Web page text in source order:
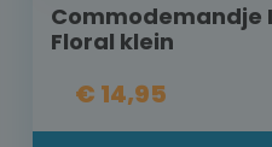
Commodemandje
Floral klein
€ 14,95